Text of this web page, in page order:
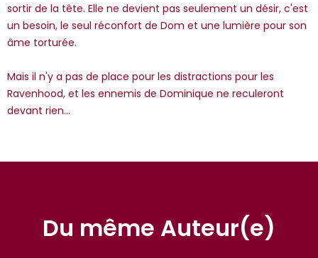
sortir de la tête. Elle ne devient pas seulement un désir, c'est
un besoin, le seul réconfort de Dom et une lumière pour son
âme torturée.
Mais il n'y a pas de place pour les distractions pour les
Ravenhood, et les ennemis de Dominique ne reculeront
devant rien...
Du même Auteur(e)